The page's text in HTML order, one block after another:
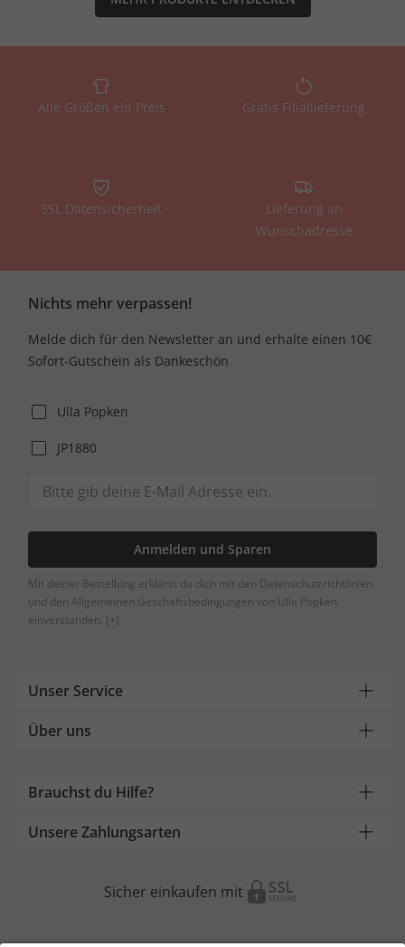
Alle Größen ein Preis Gratis Filiallieferung
SSL Datensicherheit
Lieferung an
Wunschadresse
Nichts mehr verpassen!
Melde dich für den Newsletter an und erhalte einen 10€
Sofort-Gutschein als Dankeschön
Ulla Popken
JP1880
Anmelden und Sparen
Mit deiner Bestellung erklärst du dich mit den Datenschutzrichtlinien
und den Allgemeinen Geschäftsbedingungen von Ulla Popken
einverstanden. [+]
Unser Service
Über uns
Brauchst du Hilfe?
Unsere Zahlungsarten
Sicher einkaufen mit